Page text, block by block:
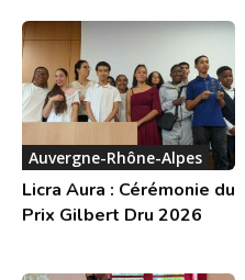
Auvergne-Rhône-Alpes
Licra Aura : Cérémonie du
Prix Gilbert Dru 2026